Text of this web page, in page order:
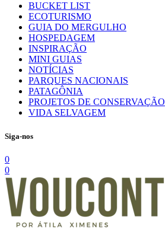
BUCKET LIST
ECOTURISMO
GUIA DO MERGULHO
HOSPEDAGEM
INSPIRAÇÃO
MINI GUIAS
NOTÍCIAS
PARQUES NACIONAIS
PATAGÔNIA
PROJETOS DE CONSERVAÇÃO
VIDA SELVAGEM
Siga-nos
0
0